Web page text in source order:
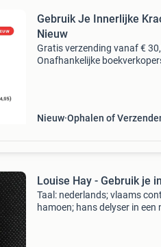
Gebruik Je Innerlijke
Nieuw
Gratis verzending vanaf €
Onafhankelijke
Nieuw Ophalen of
Louise Hay - Gebruik je
Taal: nederlands; vlaams
hamoen; hans delyser in een